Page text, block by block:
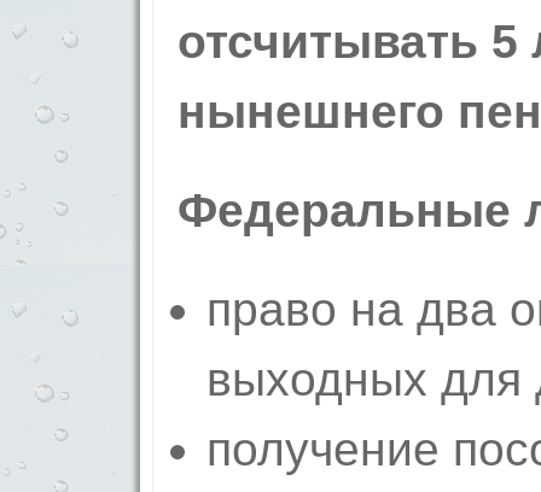
отсчитыва­ть 5
нынешнего
Федеральные
право на два
выходных для
получение